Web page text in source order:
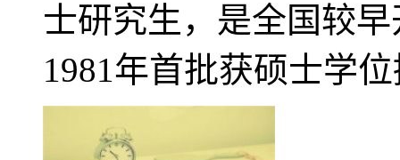
士研究生，是全国较
1981年首批获硕士学